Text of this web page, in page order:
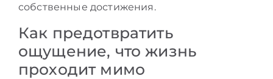
собственные достижения.
Как предотвратить
ощущение, что жизнь
проходит мимо